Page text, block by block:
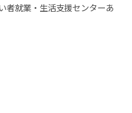
者就業・生活支援センターあ